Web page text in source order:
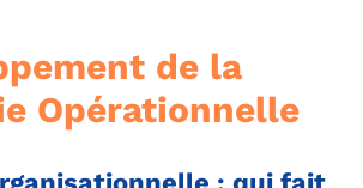
de la
Opérationnelle